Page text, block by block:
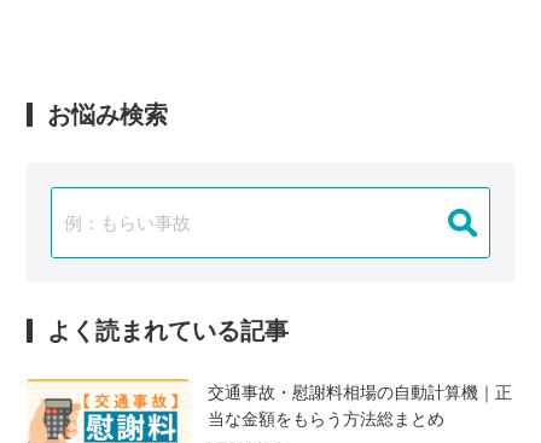
お悩み検索
よく読まれている記事
交通事故・慰謝料相場の自動計算機｜正
当な金額をもらう方法総まとめ